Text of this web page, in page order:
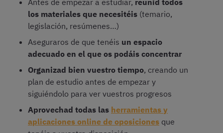
Antes de empezar a estudiar, reunid todos
los materiales que necesitéis (temario,
legislación, resúmenes…)
Aseguraros de que tenéis un espacio
adecuado en el que os podáis concentrar
Organizad bien vuestro tiempo, creando un
plan de estudio antes de empezar y
siguiéndolo para ver vuestros progresos
Aprovechad todas las herramientas y
aplicaciones online de oposiciones que